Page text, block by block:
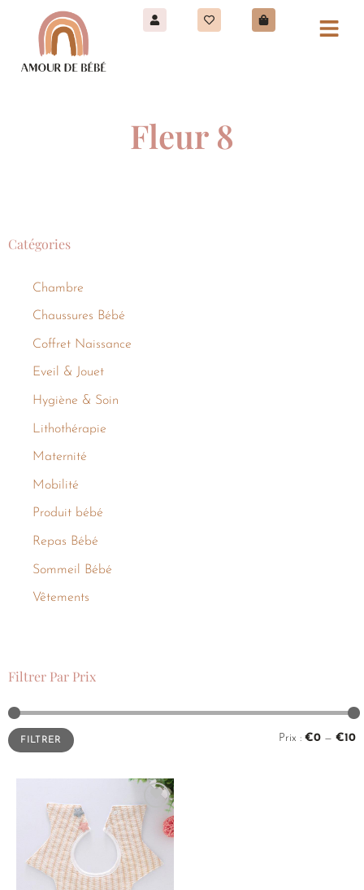
Fleur 8
Catégories
Chambre
Chaussures Bébé
Coffret Naissance
Eveil & Jouet
Hygiène & Soin
Lithothérapie
Maternité
Mobilité
Produit bébé
Repas Bébé
Sommeil Bébé
Vêtements
Filtrer Par Prix
FILTRER Prix : €0 — €10
Ajouter
liste de
souhaits